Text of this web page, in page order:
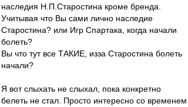
наследия Н.П.Старостина кроме бренда.
Учитывая что Вы сами лично наследие
Старостина? или Игр Спартака, когда начали
болеть?
Вы что тут все ТАКИЕ, изза Старостина болеть
начали?
Я вот слыхать не слыхал, пока конкретно
белеть не стал. Просто интересно со временем